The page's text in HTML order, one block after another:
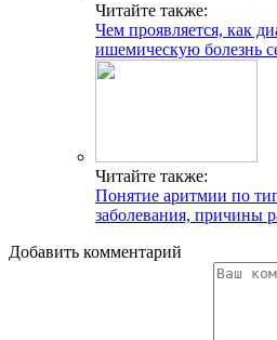
Читайте также:
Чем проявляется, как
ишемическую болезнь
Читайте также:
Понятие аритмии по
заболевания, причины
Добавить комментарий